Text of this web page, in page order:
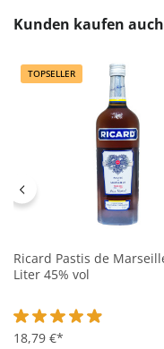
Produktgalerie
Kunden kaufen auch
TOPSELLER
Ricard Pastis de
Liter 45% vol
Durchschnittliche
18,79 €*